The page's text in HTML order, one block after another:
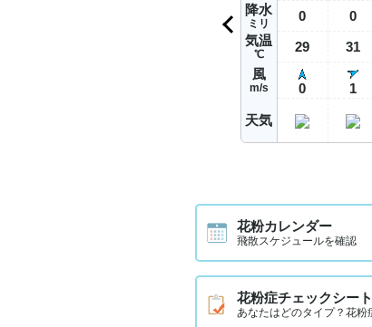
降水
ミリ
気温
℃
風
m/s
天気
0
29
0
0
31
1
花粉カレンダー
飛散スケジュールを確認
花粉症チェックシート
あなたはどのタイプ？花粉